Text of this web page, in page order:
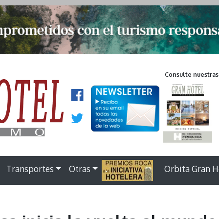
Consulte
Transportes Otras . Orbita Gran